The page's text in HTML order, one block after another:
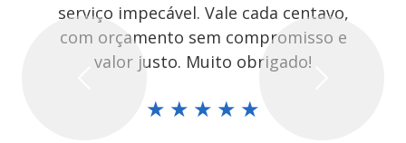
serviço impecável. Vale cada centavo,
com orçamento sem compromisso e
valor justo. Muito obrigado!
★ ★ ★ ★ ★